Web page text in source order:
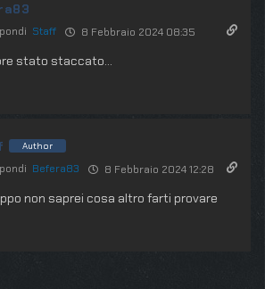
Staff 8 Febbraio 2024 08:35
stato staccato…
Author
Befera83 8 Febbraio 2024 12:28
non saprei cosa altro farti provare